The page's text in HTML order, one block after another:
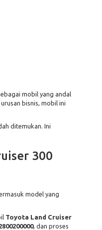
mobil yang andal
bisnis, mobil ini
ditemukan. Ini
300
model yang
Toyota Land Cruiser
, dan proses